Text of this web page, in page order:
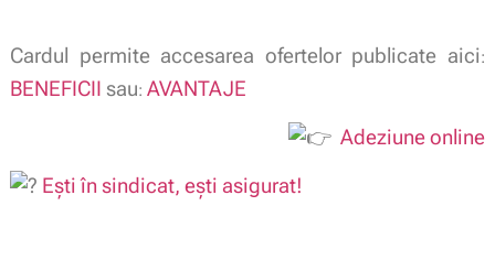
Cardul permite accesarea ofertelor publicate aici:
BENEFICII sau: AVANTAJE
Adeziune online
Ești în sindicat, ești asigurat!